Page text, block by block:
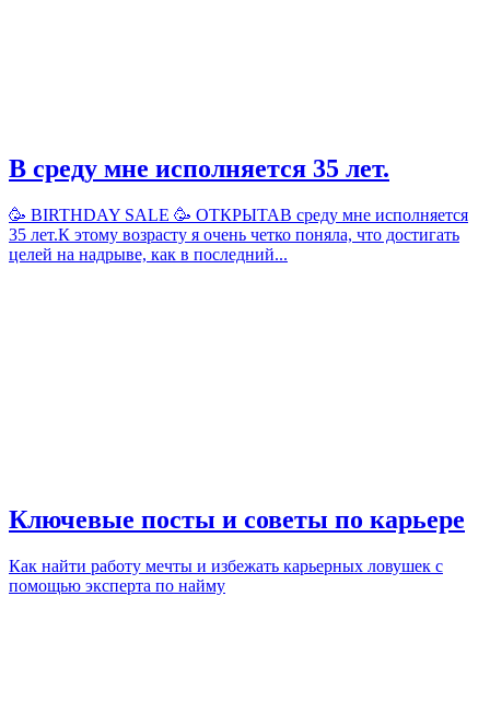
В среду мне исполняется 35 лет.
🥳 BIRTHDAY SALE 🥳 ОТКРЫТАВ среду мне исполняется
35 лет.К этому возрасту я очень четко поняла, что достигать
целей на надрыве, как в последний...
Ключевые посты и советы по карьере
Как найти работу мечты и избежать карьерных ловушек с
помощью эксперта по найму